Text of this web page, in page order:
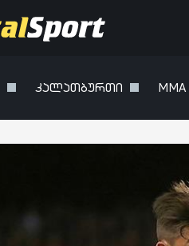
კალათბურთი MMA